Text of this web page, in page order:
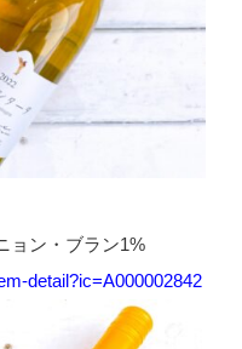
ョン・ブラン1%
detail?ic=A000002842